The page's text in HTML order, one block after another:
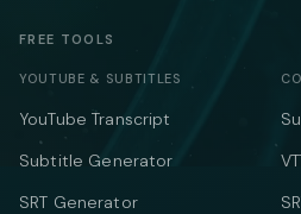
FREE TOOLS
YOUTUBE & SUBTITLES
YouTube Transcript
Subtitle Generator
SRT Generator